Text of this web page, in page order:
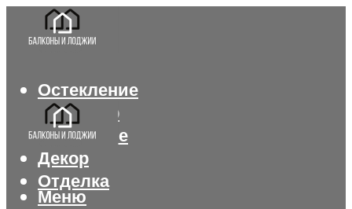
Остекление
Интерьер
Утепление
Декор
Отделка
Меню